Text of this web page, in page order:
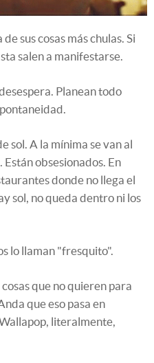
sus cosas más chulas. Si
salen a manifestarse.
Planean todo
sol. A la mínima se van al
obsesionados. En
donde no llega el
sol, no queda dentro ni los
lo llaman "fresquito".
que no quieren para
que eso pasa en
literalmente,